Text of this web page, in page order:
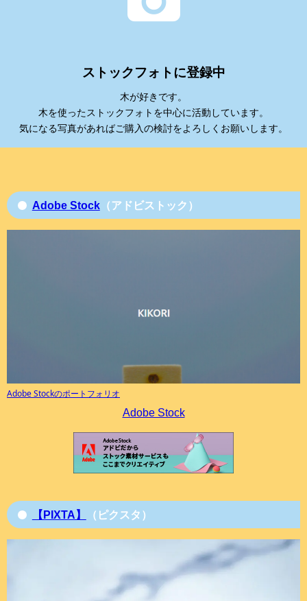
ストックフォトに登録中
木が好きです。
木を使ったストックフォトを中心に活動しています。
気になる写真があればご購入の検討をよろしくお願いします。
Adobe Stock（アドビストック）
Adobe Stockのポートフォリオ
Adobe Stock
【PIXTA】 （ピクスタ）